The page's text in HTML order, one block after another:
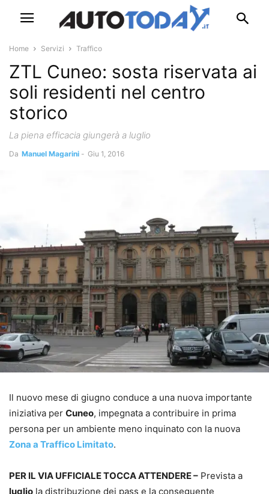
Home Servizi Traffico
ZTL Cuneo: sosta riservata ai
soli residenti nel centro
storico
La piena efficacia giungerà a luglio
Da Manuel Magarini - Giu 1, 2016
Il nuovo mese di giugno conduce a una nuova importante
iniziativa per Cuneo, impegnata a contribuire in prima
persona per un ambiente meno inquinato con la nuova
Zona a Traffico Limitato.
PER IL VIA UFFICIALE TOCCA ATTENDERE – Prevista a
luglio la distribuzione dei pass e la conseguente